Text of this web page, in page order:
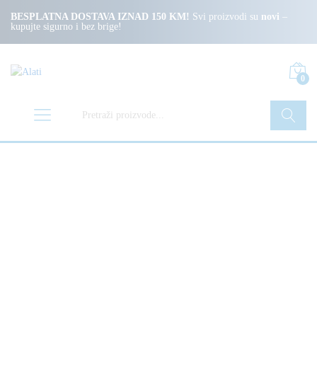
BESPLATNA DOSTAVA IZNAD 150 KM! Svi proizvodi su novi –
kupujte sigurno i bez brige!
0
Pretraži